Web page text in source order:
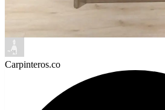
Carpinteros.co